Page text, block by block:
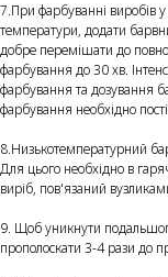
7.При фарбуванні виробів у
температури, додати
добре перемішати до
фарбування до 30 хв.
фарбування та дозування
фарбування необхідно
8.Низькотемпературний
Для цього необхідно в
виріб, пов'язаний
9. Щоб уникнути
прополоскати 3-4 рази до